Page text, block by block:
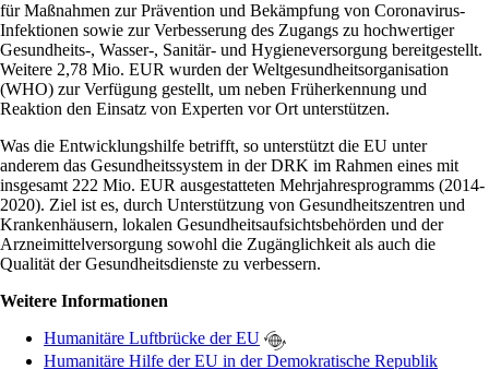
für Maßnahmen zur Prävention und Bekämpfung von Coronavirus-
Infektionen sowie zur Verbesserung des Zugangs zu hochwertiger
Gesundheits-, Wasser-, Sanitär- und Hygieneversorgung bereitgestellt.
Weitere 2,78 Mio. EUR wurden der Weltgesundheitsorganisation
(WHO) zur Verfügung gestellt, um neben Früherkennung und
Reaktion den Einsatz von Experten vor Ort unterstützen.
Was die Entwicklungshilfe betrifft, so unterstützt die EU unter
anderem das Gesundheitssystem in der DRK im Rahmen eines mit
insgesamt 222 Mio. EUR ausgestatteten Mehrjahresprogramms (2014-
2020). Ziel ist es, durch Unterstützung von Gesundheitszentren und
Krankenhäusern, lokalen Gesundheitsaufsichtsbehörden und der
Arzneimittelversorgung sowohl die Zugänglichkeit als auch die
Qualität der Gesundheitsdienste zu verbessern.
Weitere Informationen
Humanitäre Luftbrücke der EU
Humanitäre Hilfe der EU in der Demokratische Republik